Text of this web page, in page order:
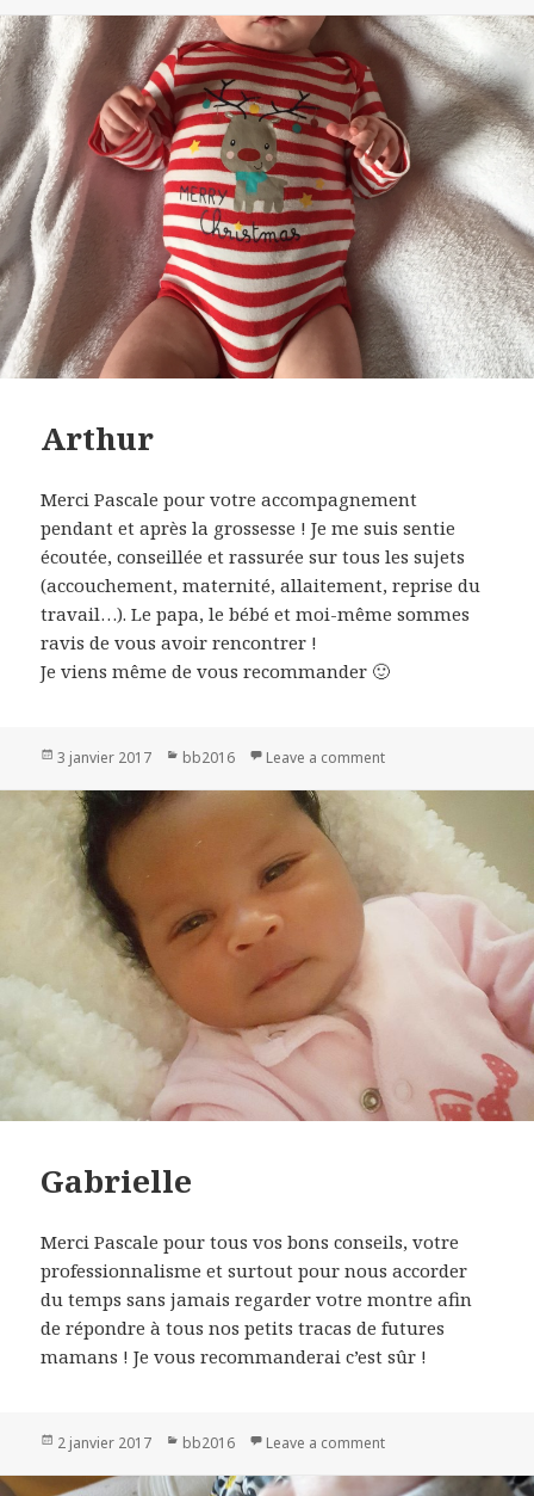
Arthur
Merci Pascale pour votre accompagnement
pendant et après la grossesse ! Je me suis sentie
écoutée, conseillée et rassurée sur tous les sujets
(accouchement, maternité, allaitement, reprise du
travail…). Le papa, le bébé et moi-même sommes
ravis de vous avoir rencontrer !
Je viens même de vous recommander 🙂
Publié
3 janvier 2017 Catégories
bb2016 Leave a comment
Gabrielle
Merci Pascale pour tous vos bons conseils, votre
professionnalisme et surtout pour nous accorder
du temps sans jamais regarder votre montre afin
de répondre à tous nos petits tracas de futures
mamans ! Je vous recommanderai c’est sûr !
Publié
2 janvier 2017 Catégories
bb2016 Leave a comment